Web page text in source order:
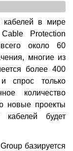
кабелей в мире
Protection
около 60
многие из
более 400
спрос только
количество
новые проекты
кабелей будет
базируется